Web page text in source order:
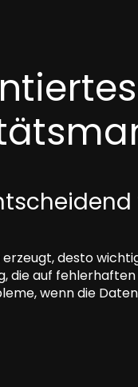
desto
die auf
wenn die